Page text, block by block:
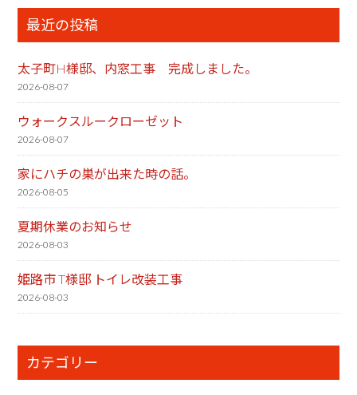
最近の投稿
太子町H様邸、内窓工事 完成しました。
2026-08-07
ウォークスルークローゼット
2026-08-07
家にハチの巣が出来た時の話。
2026-08-05
夏期休業のお知らせ
2026-08-03
姫路市 T様邸 トイレ改装工事
2026-08-03
カテゴリー